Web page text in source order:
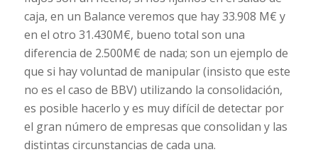
caja, en un Balance veremos que hay 33.908 M€ y
en el otro 31.430M€, bueno total son una
diferencia de 2.500M€ de nada; son un ejemplo de
que si hay voluntad de manipular (insisto que este
no es el caso de BBV) utilizando la consolidación,
es posible hacerlo y es muy difícil de detectar por
el gran número de empresas que consolidan y las
distintas circunstancias de cada una.